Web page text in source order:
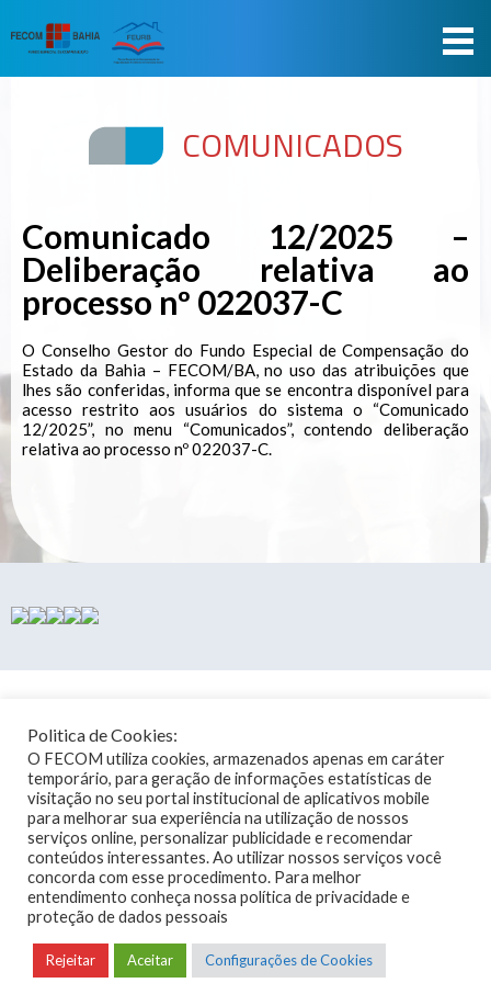
COMUNICADOS
Comunicado 12/2025 –
Deliberação relativa ao
processo nº 022037-C
O Conselho Gestor do Fundo Especial de Compensação do
Estado da Bahia – FECOM/BA, no uso das atribuições que
lhes são conferidas, informa que se encontra disponível para
acesso restrito aos usuários do sistema o “Comunicado
12/2025”, no menu “Comunicados”, contendo deliberação
relativa ao processo nº 022037-C.
HORÁRIO DE ATENDIMENTO
DE SEGUNDA À QUINTA-FEIRA: DAS 8H AS 12H E DAS 13 AS 18H
SEXTA-FEIRA: DAS 8H AS 12H E DAS 13H AS 17H
(71) 33415743 - 33415668 - 33420272 - 33415346
FECOM BAHIA
AVENIDA TANCREDO NEVES, 2539, ED. CEO SALVADOR SHOPPING
TORRE NOVA IORQUE, 25 ANDAR, SALAS 2501-2516 - CEP: 41.820-774,
SALVADOR - BAHIA
Politica de Cookies:
O FECOM utiliza cookies, armazenados apenas em caráter
temporário, para geração de informações estatísticas de
visitação no seu portal institucional de aplicativos mobile
para melhorar sua experiência na utilização de nossos
serviços online, personalizar publicidade e recomendar
conteúdos interessantes. Ao utilizar nossos serviços você
concorda com esse procedimento. Para melhor
entendimento conheça nossa política de privacidade e
proteção de dados pessoais
Rejeitar Aceitar Configurações de Cookies